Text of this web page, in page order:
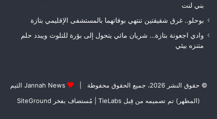
بني لنت
بوحلو.. غرق شقيقتين تنتهي بوفاتهما بالمستشفى الإقليمي بتازة
وادي اجعونة بتازة… شريان مائي يتحول إلى بؤرة للتلوث ويبدد حلم
متنزه بيئي
© حقوق النشر 2026، جميع الحقوق محفوظة |
Jannah News الثيم
(المظهر) تم تصميمه من قِبل TieLabs
| مُستضاف بفخر SiteGround